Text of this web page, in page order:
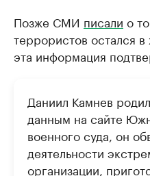
Позже СМИ писали о
террористов остался
эта информация
Даниил Камнев
данным на сайте
военного суда, он
деятельности
организации,